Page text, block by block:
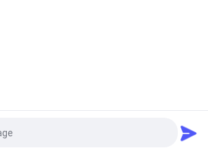
Pedir um orçamento